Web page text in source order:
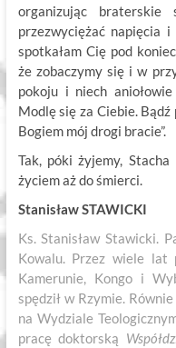
organizując braterskie
przezwyciężać napięcia
spotkałam Cię pod
że zobaczymy się i w
pokoju i niech
Modlę się za Ciebie.
Bogiem mój drogi bracie”.
Tak, póki żyjemy,
życiem aż do śmierci.
Stanisław STAWICKI
Ks. Stanisław Stawicki.
Kowalu. Przez wiele lat
Kamerunie, Kongo i
spędził w Rzymie.
na Wydziale
pracę doktorską